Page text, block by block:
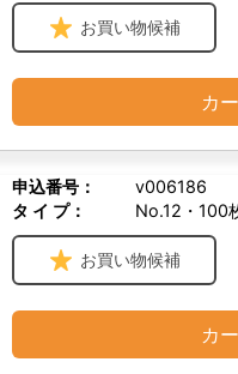
お買い物候補
カ
申込番号：
v006186
タ イ プ：
No.12・100
お買い物候補
カ